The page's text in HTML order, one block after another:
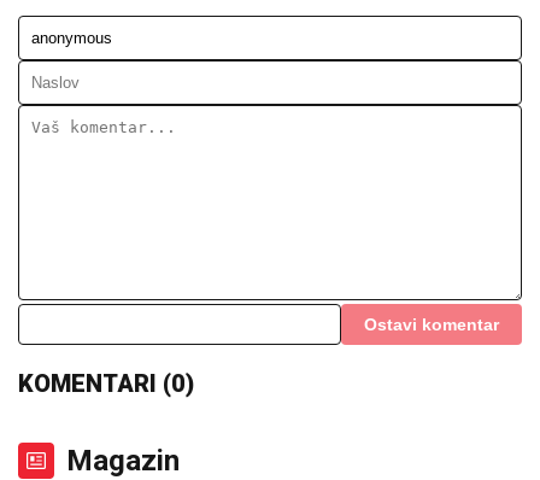
Ostavi komentar
KOMENTARI (0)
Magazin